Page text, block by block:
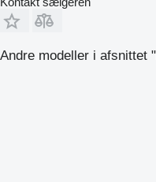
Andre modeller i afsnittet